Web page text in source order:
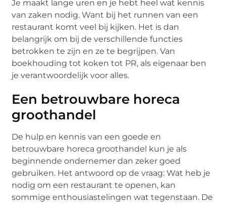
Je maakt lange uren en je hebt heel wat kennis
van zaken nodig. Want bij het runnen van een
restaurant komt veel bij kijken. Het is dan
belangrijk om bij de verschillende functies
betrokken te zijn en ze te begrijpen. Van
boekhouding tot koken tot PR, als eigenaar ben
je verantwoordelijk voor alles.
Een betrouwbare horeca
groothandel
De hulp en kennis van een goede en
betrouwbare horeca groothandel kun je als
beginnende ondernemer dan zeker goed
gebruiken. Het antwoord op de vraag: Wat heb je
nodig om een restaurant te openen, kan
sommige enthousiastelingen wat tegenstaan. De